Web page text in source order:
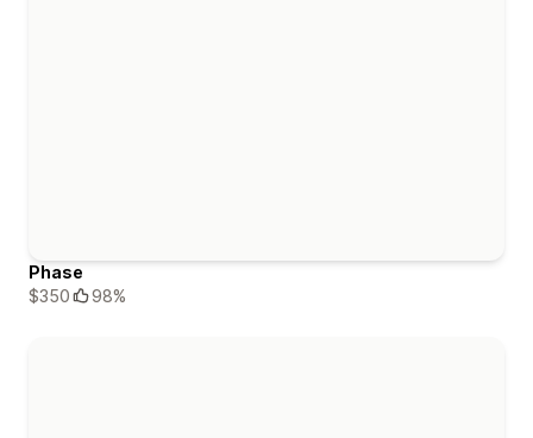
Phase
$350
98%